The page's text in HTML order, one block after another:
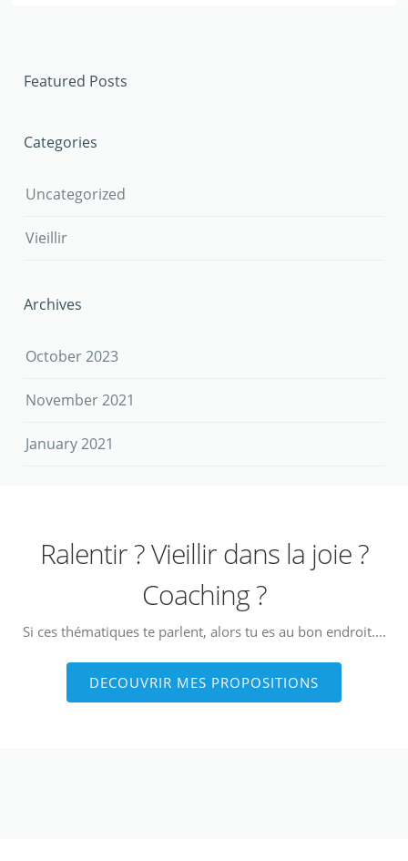
Featured Posts
Categories
Uncategorized
Vieillir
Archives
October 2023
November 2021
January 2021
Ralentir ? Vieillir dans la joie ?
Coaching ?
Si ces thématiques te parlent, alors tu es au bon endroit….
DECOUVRIR MES PROPOSITIONS